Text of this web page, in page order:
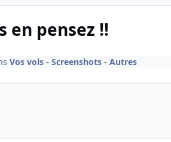
en pensez !!
Vos vols - Screenshots - Autres